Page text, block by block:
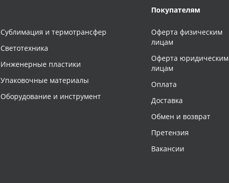
Сублимация и термотрансфер
Светотехника
Инженерные пластики
Упаковочные материалы
Оборудование и инструмент
Покупателям
Оферта физическим
лицам
Оферта юридическим
лицам
Оплата
Доставка
Обмен и возврат
Претензия
Вакансии